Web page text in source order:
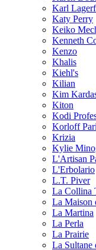
Karl
Katy Perry
Keiko
Kenneth
Kenzo
Khalis
Kiehl's
Kilian
Kim
Kiton
Kodi
Korloff
Krizia
Kylie
L'Artisan
L'Erbolario
L.T. Piver
La Collina
La Maison
La Martina
La Perla
La Prairie
La Sultane